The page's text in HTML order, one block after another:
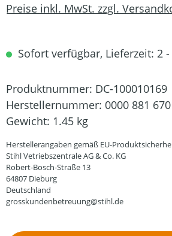
Preise inkl. MwSt. zzgl.
Sofort verfügbar, Lieferzeit: 2 -
Produktnummer: DC-100010169
Herstellernummer: 0000 881
Gewicht: 1.45 kg
Herstellerangaben gemäß EU-
Stihl Vetriebszentrale AG & Co. KG
Robert-Bosch-Straße 13
64807 Dieburg
Deutschland
grosskundenbetreuung@stihl.de